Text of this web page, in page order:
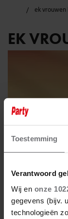
Toestemming
Verantwoord
Wij en onze
gegevens (bijv.
technologieën
ek vrouwen
EK
5 juli 2025